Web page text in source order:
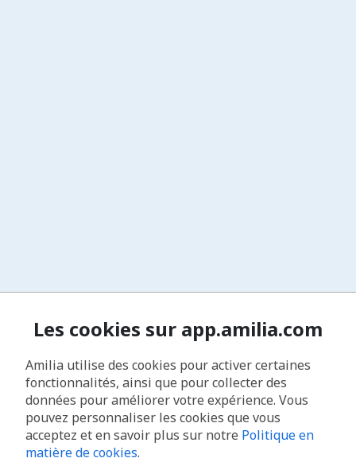
Les cookies sur app.amilia.com
Amilia utilise des cookies pour activer certaines
fonctionnalités, ainsi que pour collecter des
données pour améliorer votre expérience. Vous
pouvez personnaliser les cookies que vous
acceptez et en savoir plus sur notre Politique en
matière de cookies.